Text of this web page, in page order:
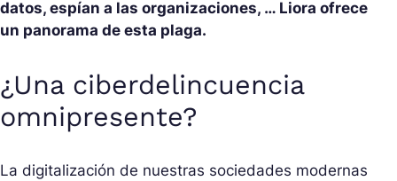
datos, espían a las organizaciones, … Liora ofrece
un panorama de esta plaga.
¿Una ciberdelincuencia
omnipresente?
La digitalización de nuestras sociedades modernas